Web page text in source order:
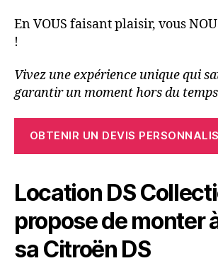
En VOUS faisant plaisir, vous
!
Vivez une expérience unique qui
garantir un moment hors du
OBTENIR UN DEVIS
Location DS
propose de monter
sa Citroën DS